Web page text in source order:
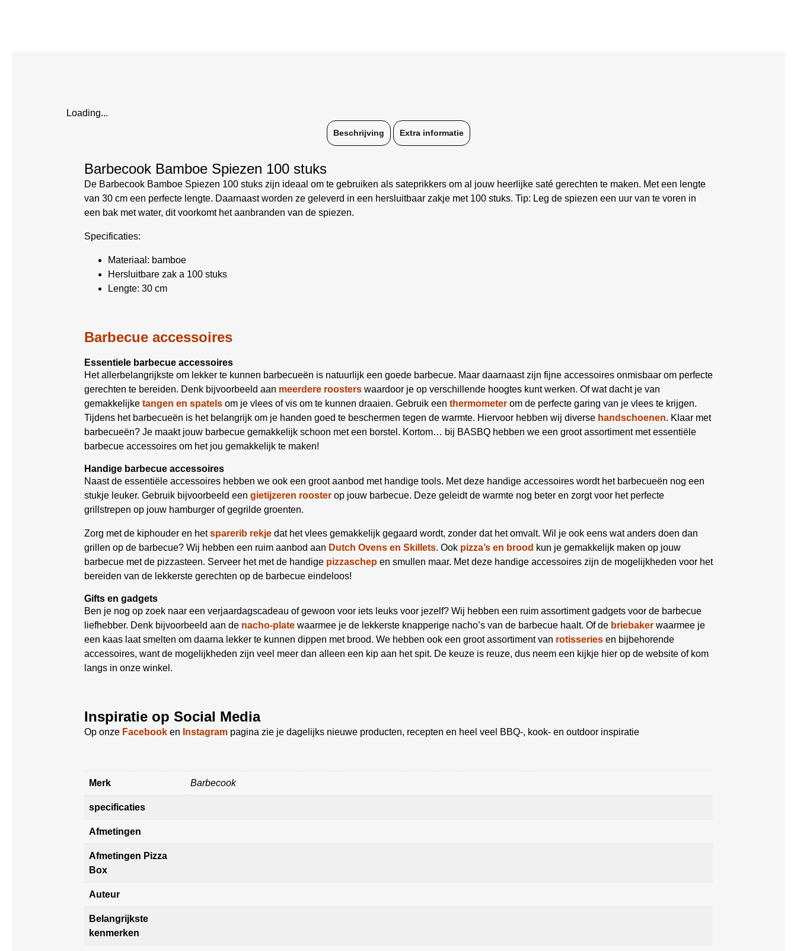
Loading...
Beschrijving Extra informatie
Barbecook Bamboe Spiezen 100 stuks
De Barbecook Bamboe Spiezen 100 stuks zijn ideaal om te gebruiken als sateprikkers om al jouw heerlijke saté gerechten te maken. Met een lengte
van 30 cm een perfecte lengte. Daarnaast worden ze geleverd in een hersluitbaar zakje met 100 stuks. Tip: Leg de spiezen een uur van te voren in
een bak met water, dit voorkomt het aanbranden van de spiezen.
Specificaties:
Materiaal: bamboe
Hersluitbare zak a 100 stuks
Lengte: 30 cm
Barbecue accessoires
Essentiele barbecue accessoires
Het allerbelangrijkste om lekker te kunnen barbecueën is natuurlijk een goede barbecue. Maar daarnaast zijn fijne accessoires onmisbaar om perfecte
gerechten te bereiden. Denk bijvoorbeeld aan meerdere roosters waardoor je op verschillende hoogtes kunt werken. Of wat dacht je van
gemakkelijke tangen en spatels om je vlees of vis om te kunnen draaien. Gebruik een thermometer om de perfecte garing van je vlees te krijgen.
Tijdens het barbecueën is het belangrijk om je handen goed te beschermen tegen de warmte. Hiervoor hebben wij diverse handschoenen. Klaar met
barbecueën? Je maakt jouw barbecue gemakkelijk schoon met een borstel. Kortom… bij BASBQ hebben we een groot assortiment met essentiële
barbecue accessoires om het jou gemakkelijk te maken!
Handige barbecue accessoires
Naast de essentiële accessoires hebben we ook een groot aanbod met handige tools. Met deze handige accessoires wordt het barbecueën nog een
stukje leuker. Gebruik bijvoorbeeld een gietijzeren rooster op jouw barbecue. Deze geleidt de warmte nog beter en zorgt voor het perfecte
grillstrepen op jouw hamburger of gegrilde groenten.
Zorg met de kiphouder en hetsparerib rekje dat het vlees gemakkelijk gegaard wordt, zonder dat het omvalt. Wil je ook eens wat anders doen dan
grillen op de barbecue? Wij hebben een ruim aanbod aan Dutch Ovens en Skillets. Ook pizza’s en brood kun je gemakkelijk maken op jouw
barbecue met de pizzasteen. Serveer het met de handige pizzaschep en smullen maar. Met deze handige accessoires zijn de mogelijkheden voor het
bereiden van de lekkerste gerechten op de barbecue eindeloos!
Gifts en gadgets
Ben je nog op zoek naar een verjaardagscadeau of gewoon voor iets leuks voor jezelf? Wij hebben een ruim assortiment gadgets voor de barbecue
liefhebber. Denk bijvoorbeeld aan de nacho-plate waarmee je de lekkerste knapperige nacho’s van de barbecue haalt. Of de briebaker waarmee je
een kaas laat smelten om daarna lekker te kunnen dippen met brood. We hebben ook een groot assortiment van rotisseries en bijbehorende
accessoires, want de mogelijkheden zijn veel meer dan alleen een kip aan het spit. De keuze is reuze, dus neem een kijkje hier op de website of kom
langs in onze winkel.
Inspiratie op Social Media
Op onze Facebook en Instagram pagina zie je dagelijks nieuwe producten, recepten en heel veel BBQ-, kook- en outdoor inspiratie
Merk Barbecook
specificaties
Afmetingen
Afmetingen Pizza
Box
Auteur
Belangrijkste
kenmerken